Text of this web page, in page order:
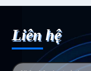
Liên hệ